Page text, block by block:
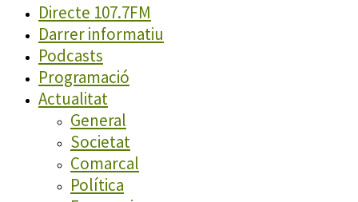
Directe 107.7FM
Darrer informatiu
Podcasts
Programació
Actualitat
General
Societat
Comarcal
Política